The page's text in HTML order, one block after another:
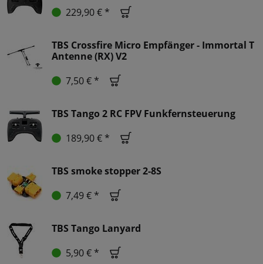
229,90 € *
TBS Crossfire Micro Empfänger - Immortal T
Antenne (RX) V2
7,50 € *
TBS Tango 2 RC FPV Funkfernsteuerung
189,90 € *
TBS smoke stopper 2-8S
7,49 € *
TBS Tango Lanyard
5,90 € *